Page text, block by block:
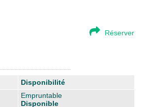
Réserver
Disponibilité
Empruntable
Disponible